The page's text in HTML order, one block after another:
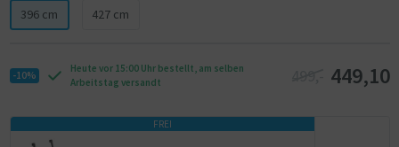
396 cm 427 cm
-10%
Heute vor 15:00 Uhr bestellt, am selben
Arbeitstag versandt
449,10
FREI